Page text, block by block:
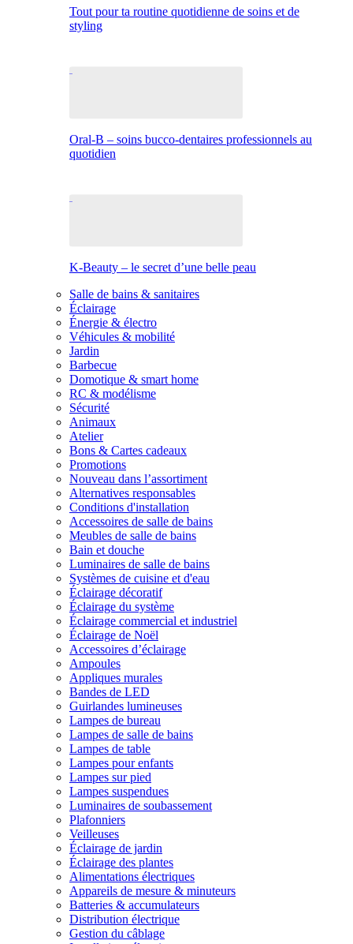
Tout pour ta routine quotidienne de soins et de
styling
Oral-B – soins bucco-dentaires professionnels au
quotidien
K-Beauty – le secret d’une belle peau
Salle de bains & sanitaires
Éclairage
Énergie & électro
Véhicules & mobilité
Jardin
Barbecue
Domotique & smart home
RC & modélisme
Sécurité
Animaux
Atelier
Bons & Cartes cadeaux
Promotions
Nouveau dans l’assortiment
Alternatives responsables
Conditions d'installation
Accessoires de salle de bains
Meubles de salle de bains
Bain et douche
Luminaires de salle de bains
Systèmes de cuisine et d'eau
Éclairage décoratif
Éclairage du système
Éclairage commercial et industriel
Éclairage de Noël
Accessoires d’éclairage
Ampoules
Appliques murales
Bandes de LED
Guirlandes lumineuses
Lampes de bureau
Lampes de salle de bains
Lampes de table
Lampes pour enfants
Lampes sur pied
Lampes suspendues
Luminaires de soubassement
Plafonniers
Veilleuses
Éclairage de jardin
Éclairage des plantes
Alimentations électriques
Appareils de mesure & minuteurs
Batteries & accumulateurs
Distribution électrique
Gestion du câblage